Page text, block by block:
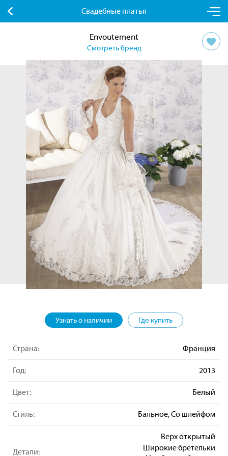
Свадебные платья
Envoutement
Смотреть бренд
Узнать о наличии Где купить
Страна: Франция
Год: 2013
Цвет: Белый
Стиль: Бальное, Со шлейфом
Детали:
Верх открытый
Широкие бретельки